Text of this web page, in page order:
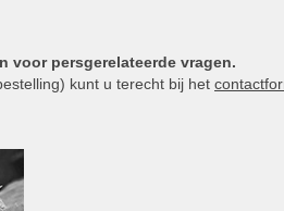
voor persgerelateerde vragen.
kunt u terecht bij het